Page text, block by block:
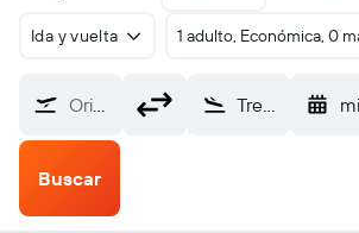
Ida y vuelta 1 adulto, Económica, 0
Origen Treasure Cay (TCB)
Buscar